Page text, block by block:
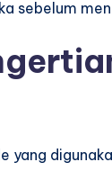
sebelum
yang